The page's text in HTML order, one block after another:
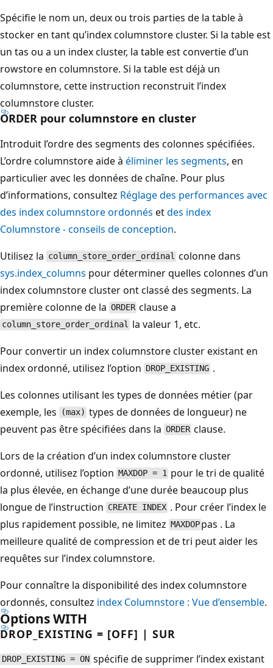
Spécifie le nom un, deux ou trois parties de la table à
stocker en tant qu’index columnstore cluster. Si la table est
un tas ou a un index cluster, la table est convertie d’un
rowstore en columnstore. Si la table est déjà un
columnstore, cette instruction reconstruit l’index
columnstore cluster.
ORDER pour columnstore en cluster
Introduit l’ordre des segments des colonnes spécifiées.
L’ordre columnstore aide à éliminer les segments, en
particulier avec les données de chaîne. Pour plus
d’informations, consultez Réglage des performances avec
des index columnstore ordonnés etdes index
Columnstore - conseils de conception.
Utilisez la column_store_order_ordinal colonne dans
sys.index_columns pour déterminer quelles colonnes d’un
index columnstore cluster ont classé des segments. La
première colonne de la ORDER clause a
column_store_order_ordinal la valeur 1, etc.
Pour convertir un index columnstore cluster existant en
index ordonné, utilisez l’option DROP_EXISTING .
Les colonnes utilisant les types de données métier (par
exemple, les
(max) types de données de longueur) ne
peuvent pas être spécifiées dans la ORDER clause.
Lors de la création d’un index columnstore cluster
ordonné, utilisez l’option MAXDOP = 1 pour le tri de qualité
la plus élevée, en échange d’une durée beaucoup plus
longue de l’instruction CREATE INDEX . Pour créer l’index le
plus rapidement possible, ne limitez MAXDOP pas . La
meilleure qualité de compression et de tri peut aider les
requêtes sur l’index columnstore.
Pour connaître la disponibilité des index columnstore
ordonnés, consultez index Columnstore : Vue d’ensemble.
Options WITH
DROP_EXISTING = [OFF] | SUR
DROP_EXISTING = ON spécifie de supprimer l’index existant